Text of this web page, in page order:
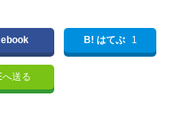
B! はてぶ 1
へ送る